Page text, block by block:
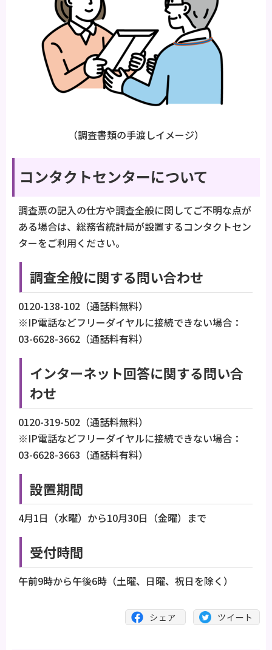
（調査書類の手渡しイメージ）
コンタクトセンターについて
調査票の記入の仕方や調査全般に関してご不明な点が
ある場合は、総務省統計局が設置するコンタクトセン
ターをご利用ください。
調査全般に関する問い合わせ
0120-138-102（通話料無料）
※IP電話などフリーダイヤルに接続できない場合：
03-6628-3662（通話料有料）
インターネット回答に関する問い合
わせ
0120-319-502（通話料無料）
※IP電話などフリーダイヤルに接続できない場合：
03-6628-3663（通話料有料）
設置期間
4月1日（水曜）から10月30日（金曜）まで
受付時間
午前9時から午後6時（土曜、日曜、祝日を除く）